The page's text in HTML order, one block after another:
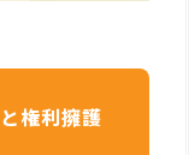
権利擁護